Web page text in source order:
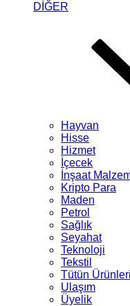
DİĞER
Hayvan
Hisse
Hizmet
İçecek
İnşaat
Kripto Para
Maden
Petrol
Sağlık
Seyahat
Teknoloji
Tekstil
Tütün Ürünleri
Ulaşım
Üyelik